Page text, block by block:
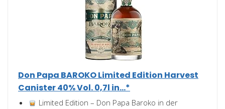
Don Papa BAROKO Limited Edition Harvest
Canister 40% Vol. 0,7l in...*
Limited Edition – Don Papa Baroko in der